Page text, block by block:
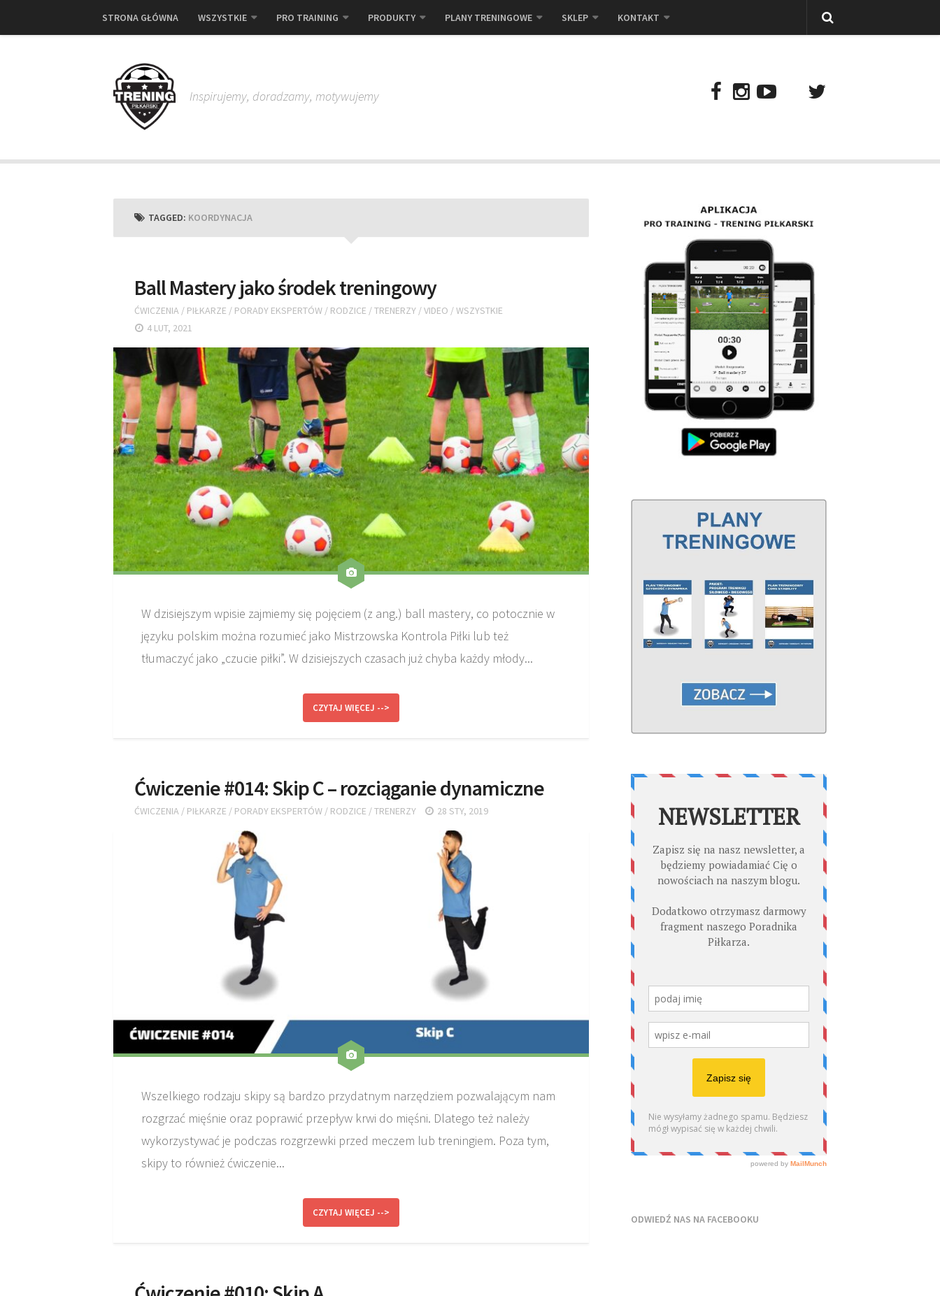
STRONA GŁÓWNA WSZYSTKIE PRO TRAINING PRODUKTY PLANY TRENINGOWE SKLEP KONTAKT
Inspirujemy, doradzamy, motywujemy
TAGGED: KOORDYNACJA
Ball Mastery jako środek treningowy
ĆWICZENIA / PIŁKARZE / PORADY EKSPERTÓW / RODZICE /TRENERZY /VIDEO /WSZYSTKIE
4 LUT, 2021
W dzisiejszym wpisie zajmiemy się pojęciem (z ang.) ball mastery, co potocznie w
języku polskim można rozumieć jako Mistrzowska Kontrola Piłki lub też
tłumaczyć jako „czucie piłki”. W dzisiejszych czasach już chyba każdy młody...
CZYTAJ WIĘCEJ -->
Ćwiczenie #014: Skip C – rozciąganie dynamiczne
ĆWICZENIA / PIŁKARZE / PORADY EKSPERTÓW / RODZICE /TRENERZY 28 STY, 2019
Wszelkiego rodzaju skipy są bardzo przydatnym narzędziem pozwalającym nam
rozgrzać mięśnie oraz poprawić przepływ krwi do mięśni. Dlatego też należy
wykorzystywać je podczas rozgrzewki przed meczem lub treningiem. Poza tym,
skipy to również ćwiczenie...
CZYTAJ WIĘCEJ -->
ODWIEDŹ NAS NA FACEBOOKU